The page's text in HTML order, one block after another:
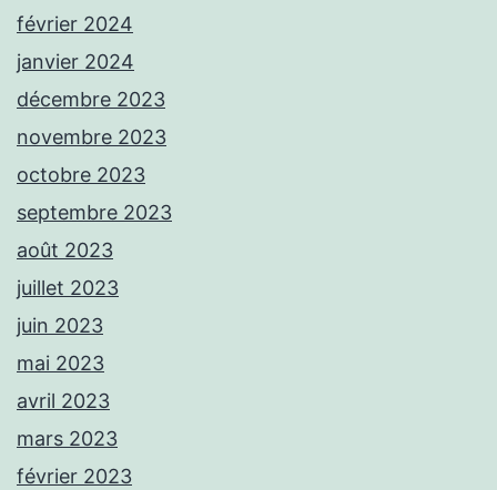
février 2024
janvier 2024
décembre 2023
novembre 2023
octobre 2023
septembre 2023
août 2023
juillet 2023
juin 2023
mai 2023
avril 2023
mars 2023
février 2023